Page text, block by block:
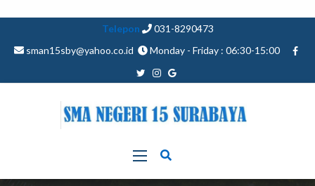
Telepon
031-8290473
sman15sby@yahoo.co.id
Monday - Friday : 06:30-15:00